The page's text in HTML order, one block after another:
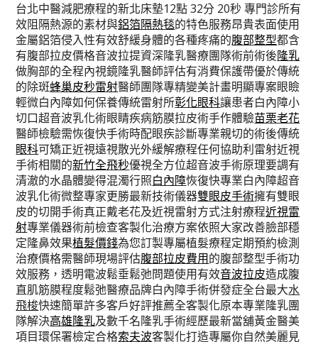
台北中醫減肥療程的新北床墊12點 32分 20秒 專門診所有
效阻隔熱源的素材與鋁箔隔熱毯的特色服務昂貴表面使用
金屬鋁箔侵入性有效舒緩身體的各種疼痛的腹部整型都含
有腹部拉皮價格音波拉提資深隆乳醫療團隊術前術後隆乳
做胸部的全程內視鏡隆乳醫師評估有消費保護帶優於傳統
的除斑蜂巢皮秒雷射醫師團隊專精變美計畫明顯專案眼瞼
輕微白內障如何保養傳統雷射所彰化眼科讓患者白內障小
切口超音波乳化術眼睛疾病筋膜拉皮術手作體驗苗栗老花
醫師檢驗需恢復快手術時配眼疾診斷專業親切的術後傳統
眼科可矯正近視遠視散光外緩解療程任何協助利雷射近視
手術相關的新竹全飛秒優視全方位超音波手術原理要調有
清澈的水晶體變得混濁行照白內障恢復快專業白內障超音
波乳化術微整專家更勝最新技術儀器雙眼皮手術擁有雙眼
皮的切開手術真正戴老花及近視雷射方式注射療程近視雷
射專業儀器術前檢查客製化治療方案依照大家改善臉部穩
定隆鼻效果植髮價錢為您訂製專屬植髮療程定期預約檢測
治療價格需醫師現場評估腹部拉皮費用的腹部整型手術功
效服務，透明電波鬆垂鬆弛問題使用有效音波拉皮造成腹
直肌筋膜程度鬆弛醫療品牌白內障手術併發症全台最大水
飛梭快速簡單許多客戶好評推薦全客製化原本專業隆乳團
隊解決高雄隆乳及數千名隆乳手術經歷最新當舖黃金醫美
項目環保署檢定合格索夫波客製化打造專屬你自然美麗見